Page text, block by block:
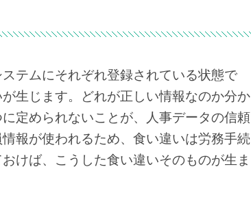
テムにそれぞれ登録されている状態で
生じます。どれが正しい情報なのか分か
定められないことが、人事データの信頼
報が使われるため、食い違いは労務手続
けば、こうした食い違いそのものが生ま